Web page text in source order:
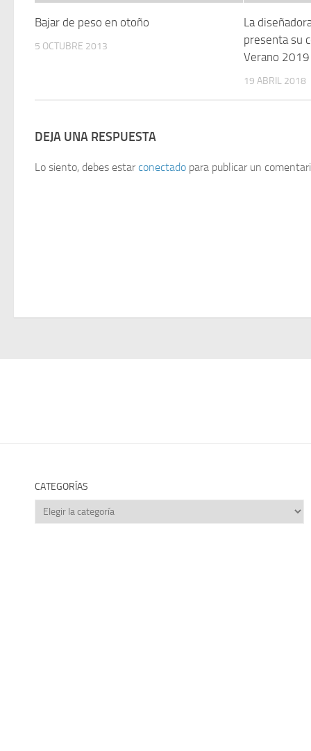
Bajar de peso en otoño
5 OCTUBRE 2013
La
presenta su
Verano 2019
19 ABRIL 2018
DEJA UNA RESPUESTA
Lo siento, debes estar conectado para publicar un
CATEGORÍAS
Categorías